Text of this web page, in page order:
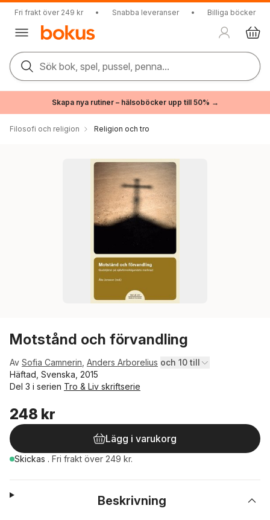
Fri frakt över 249 kr • Snabba leveranser • Billiga böcker
Sök bok, spel, pussel, penna...
Skapa nya rutiner – hälsoböcker upp till 50% →
Filosofi och religion Religion och tro
Motstånd och förvandling
Av Sofia Camnerin Anders Arborelius och 10 till
Häftad, Svenska, 2015
Del 3 i serien Tro & Liv skriftserie
248 kr
Lägg i varukorg
Skickas . Fri frakt över 249 kr.
Beskrivning